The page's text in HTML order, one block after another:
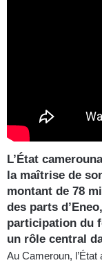
L’État
la maîtrise de
montant de 78
des parts
participation du
un rôle central
Au Cameroun,